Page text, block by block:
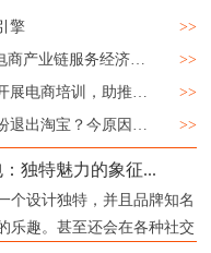
擎
>>
链服务经济“新”发展
>>
培训，助推城镇经济
>>
宝？今原因已被确认
>>
独特魅力的象征...
个设计独特，并且品牌知名
乐趣。甚至还会在各种社交